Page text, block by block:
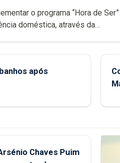
o programa “Hora de Ser”
doméstica, através da
após
Chaves Puim